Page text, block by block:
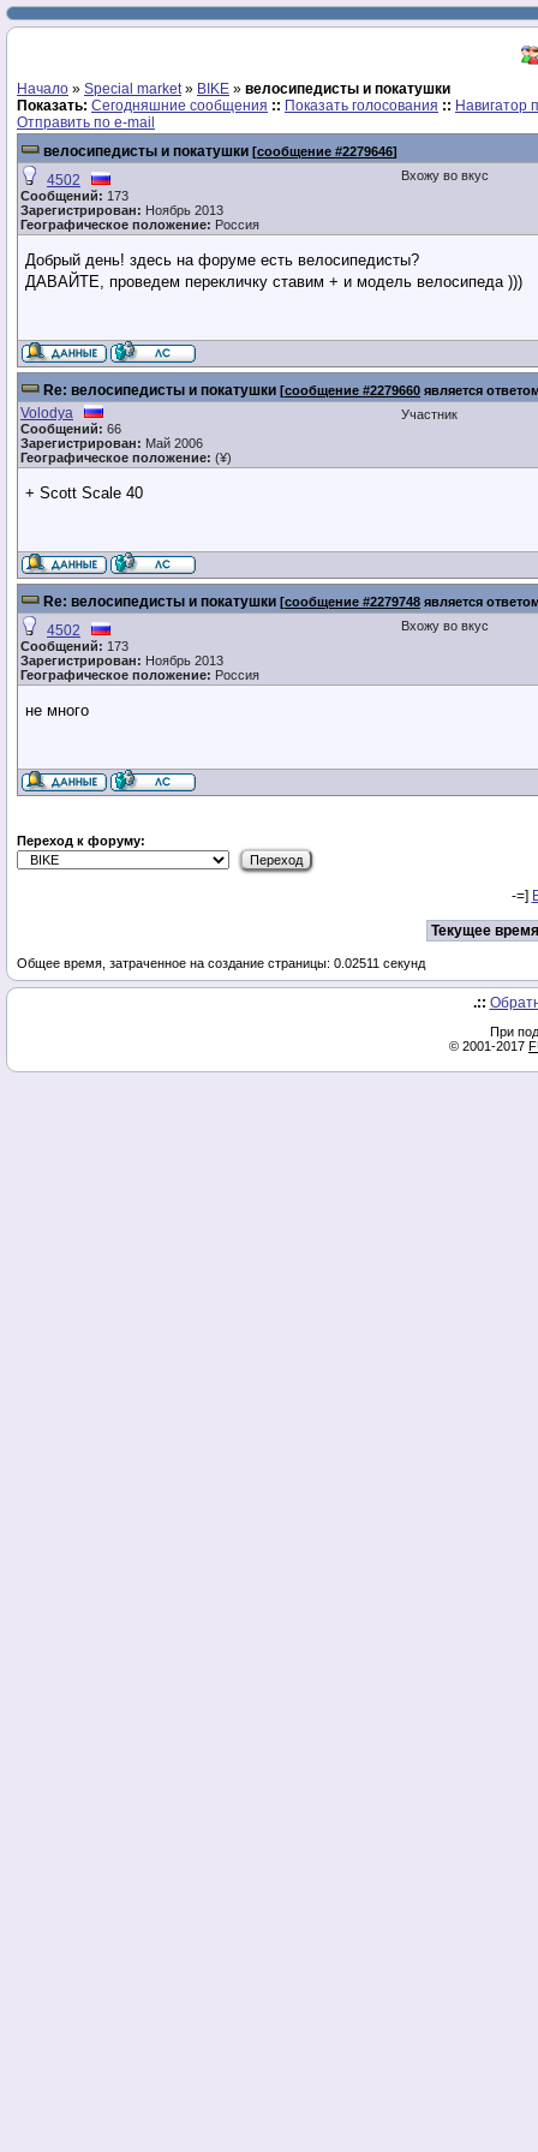
Начало » Special market» BIKE » велосипедисты и покатушки
Показать: Сегодняшние сообщения :: Показать голосования :: Навигатор
Отправить по e-mail
велосипедисты и покатушки [сообщение #2279646]
4502
Сообщений: 173
Зарегистрирован: Ноябрь 2013
Географическое положение: Россия
Вхожу во вкус
Добрый день! здесь на форуме есть велосипедисты?
ДАВАЙТЕ, проведем перекличку ставим + и модель велосипеда )))
Re: велосипедисты и покатушки [сообщение #2279660 является
Volodya
Сообщений: 66
Зарегистрирован: Май 2006
Географическое положение: (¥)
Участник
+ Scott Scale 40
Re: велосипедисты и покатушки [сообщение #2279748 является
4502
Сообщений: 173
Зарегистрирован: Ноябрь 2013
Географическое положение: Россия
Вхожу во вкус
не много
Переход к форуму:
-=]
Текущее
Общее время, затраченное на создание страницы: 0.02511 секунд
.::
При
© 2001-2017